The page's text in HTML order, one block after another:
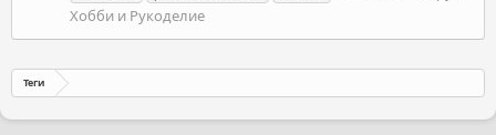
Хобби и Рукоделие
Теги